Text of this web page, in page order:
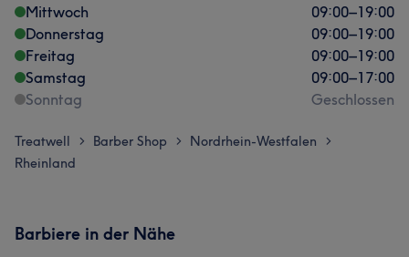
Mittwoch
09:00–19:00
Donnerstag
09:00–19:00
Freitag
09:00–19:00
Samstag
09:00–17:00
Sonntag
Geschlossen
Treatwell > Barber Shop > Nordrhein-Westfalen >
Rheinland
Barbiere in der Nähe